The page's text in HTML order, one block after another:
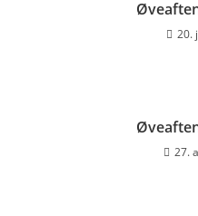
20.
27.